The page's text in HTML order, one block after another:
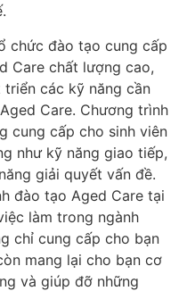
chức đào tạo cung cấp
Care chất lượng cao,
các kỹ năng cần
Care. Chương trình
cung cấp cho sinh viên
như kỹ năng giao tiếp,
giải quyết vấn đề.
đào tạo Aged Care tại
làm trong ngành
chỉ cung cấp cho bạn
mang lại cho bạn cơ
và giúp đỡ những